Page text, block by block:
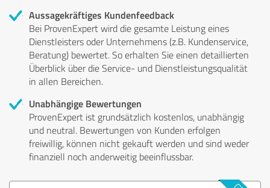
Aussagekräftiges Kundenfeedback
Bei ProvenExpert wird die gesamte Leistung eines
Dienstleisters oder Unternehmens (z.B. Kundenservice,
Beratung) bewertet. So erhalten Sie einen detaillierten
Überblick über die Service- und Dienstleistungsqualität
in allen Bereichen.
Unabhängige Bewertungen
ProvenExpert ist grundsätzlich kostenlos, unabhängig
und neutral. Bewertungen von Kunden erfolgen
freiwillig, können nicht gekauft werden und sind weder
finanziell noch anderweitig beeinflussbar.